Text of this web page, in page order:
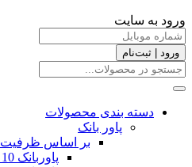
ورود به سایت
ورود | ثبت‌نام
دسته بندی محصولات
پاور بانک
بر اساس ظرفیت
پاوربانک 10 هزار